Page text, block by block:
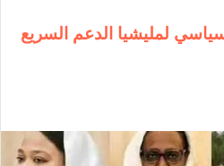
لمليشيا الدعم السريع